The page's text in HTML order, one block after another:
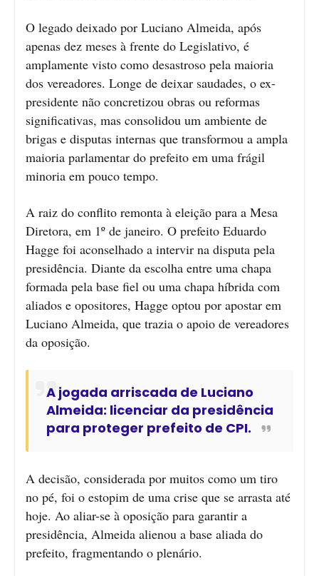
O legado deixado por Luciano Almeida, após
apenas dez meses à frente do Legislativo, é
amplamente visto como desastroso pela maioria
dos vereadores. Longe de deixar saudades, o ex-
presidente não concretizou obras ou reformas
significativas, mas consolidou um ambiente de
brigas e disputas internas que transformou a ampla
maioria parlamentar do prefeito em uma frágil
minoria em pouco tempo.
A raiz do conflito remonta à eleição para a Mesa
Diretora, em 1º de janeiro. O prefeito Eduardo
Hagge foi aconselhado a intervir na disputa pela
presidência. Diante da escolha entre uma chapa
formada pela base fiel ou uma chapa híbrida com
aliados e opositores, Hagge optou por apostar em
Luciano Almeida, que trazia o apoio de vereadores
da oposição.
A jogada arriscada de Luciano
Almeida: licenciar da presidência
para proteger prefeito de CPI.
A decisão, considerada por muitos como um tiro
no pé, foi o estopim de uma crise que se arrasta até
hoje. Ao aliar-se à oposição para garantir a
presidência, Almeida alienou a base aliada do
prefeito, fragmentando o plenário.